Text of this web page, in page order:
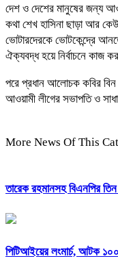
দেশ ও দেশের মানুষের জন্য
কথা শেখ হাসিনা ছাড়া আর
ভোটারদেরকে ভোটকেন্দ্রে
ঐক্যবদ্ধ হয়ে নির্বাচনে কাজ
পরে প্রধান আলোচক কবির
আওয়ামী লীগের সভাপতি ও
More News Of This
তারেক রহমানসহ বিএনপির
পিটিআইয়ের লংমার্চ, আটক